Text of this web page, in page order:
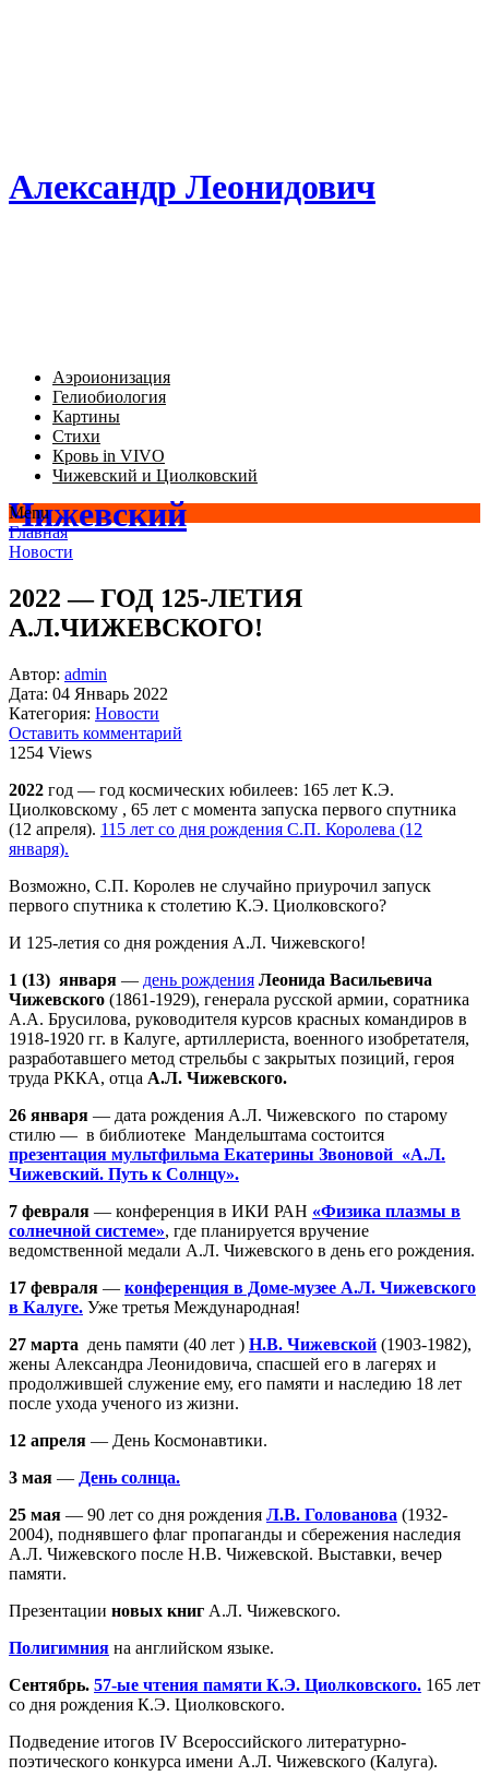
Александр Леонидович
Чижевский
Аэроионизация
Гелиобиология
Картины
Стихи
Кровь in VIVO
Чижевский и Циолковский
Menu
Главная
Новости
2022 — ГОД 125-ЛЕТИЯ
А.Л.ЧИЖЕВСКОГО!
Автор: admin
Дата: 04 Январь 2022
Категория: Новости
Оставить комментарий
1254 Views
2022 год — год космических юбилеев: 165 лет К.Э.
Циолковскому , 65 лет с момента запуска первого спутника
(12 апреля). 115 лет со дня рождения С.П. Королева (12
января).
Возможно, С.П. Королев не случайно приурочил запуск
первого спутника к столетию К.Э. Циолковского?
И 125-летия со дня рождения А.Л. Чижевского!
1 (13) января — день рождения Леонида Васильевича
Чижевского (1861-1929), генерала русской армии, соратника
А.А. Брусилова, руководителя курсов красных командиров в
1918-1920 гг. в Калуге, артиллериста, военного изобретателя,
разработавшего метод стрельбы с закрытых позиций, героя
труда РККА, отца А.Л. Чижевского.
26 января — дата рождения А.Л. Чижевского по старому
стилю — в библиотеке Мандельштама состоится
презентация мультфильма Екатерины Звоновой «А.Л.
Чижевский. Путь к Солнцу».
7 февраля — конференция в ИКИ РАН «Физика плазмы в
солнечной системе», где планируется вручение
ведомственной медали А.Л. Чижевского в день его рождения.
17 февраля — конференция в Доме-музее А.Л. Чижевского
в Калуге. Уже третья Международная!
27 марта день памяти (40 лет ) Н.В. Чижевской (1903-1982),
жены Александра Леонидовича, спасшей его в лагерях и
продолжившей служение ему, его памяти и наследию 18 лет
после ухода ученого из жизни.
12 апреля — День Космонавтики.
3 мая — День солнца.
25 мая — 90 лет со дня рождения Л.В. Голованова (1932-
2004), поднявшего флаг пропаганды и сбережения наследия
А.Л. Чижевского после Н.В. Чижевской. Выставки, вечер
памяти.
Презентации новых книг А.Л. Чижевского.
Полигимния на английском языке.
Сентябрь. 57-ые чтения памяти К.Э. Циолковского. 165 лет
со дня рождения К.Э. Циолковского.
Подведение итогов IV Всероссийского литературно-
поэтического конкурса имени А.Л. Чижевского (Калуга).